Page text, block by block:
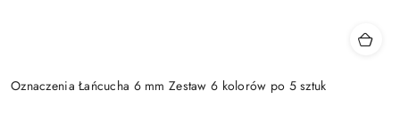
Oznaczenia Łańcucha 6 mm Zestaw 6 kolorów po 5 sztuk